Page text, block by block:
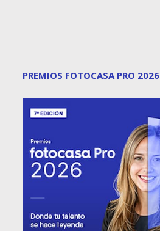
PREMIOS FOTOCASA PRO 2026